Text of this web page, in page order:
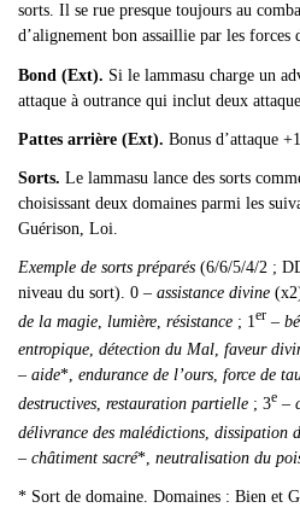
sorts. Il se rue presque toujours au
d’alignement bon assaillie par les forces
Bond (Ext). Si le lammasu charge un
attaque à outrance qui inclut deux
Pattes arrière (Ext). Bonus d’attaque
Sorts. Le lammasu lance des sorts
choisissant deux domaines parmi les
Guérison, Loi.
Exemple de sorts préparés (6/6/5/4/2 ;
niveau du sort). 0 – assistance divine
de la magie lumière résistance ; 1 er –
entropique, détection du Mal, faveur
– aide*, endurance de l’ours, force de
destructives, restauration partielle ; 3e –
délivrance des malédictions dissipation
– châtiment sacré*, neutralisation du
* Sort de domaine. Domaines : Bien et